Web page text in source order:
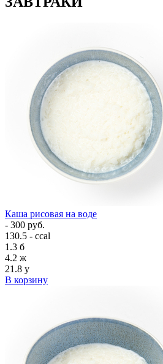
Каша рисовая на воде
- 300 руб.
130.5 - ccal
1.3 б
4.2 ж
21.8 у
В корзину